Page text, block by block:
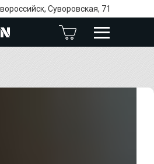
Суворовская, 71